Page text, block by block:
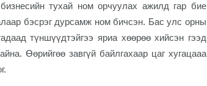
тухай ном орчуулах ажилд гар бие
бэсрэг дурсамж ном бичсэн. Бас улс орны
түншүүдтэйгээ яриа хөөрөө хийсэн гээд
Өөрийгөө завгүй байлгахаар цаг хугацааа